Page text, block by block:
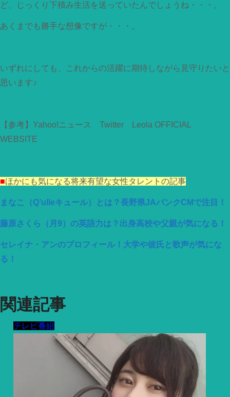
ど、じっくり下積み生活を送っていたんでしょうね・・・。
あくまでも勝手な想像ですが・・・。
いずれにしても、これからの活躍に期待しながら見守りたいと
思います♪
【参考】Yahoo!ニュース Twitter Leola OFFICIAL
WEBSITE
■ほかにも気になる将来有望な女性タレントの記事
まなこ（Q’ulleキュール）とは？長野県JAバンクCMで注目！
藤原さくら（月9）の英語力は？出身高校や父親が気になる！
セレイナ・アンのプロフィール！大学や彼氏と歌声が気にな
る！
関連記事
テレビ番組